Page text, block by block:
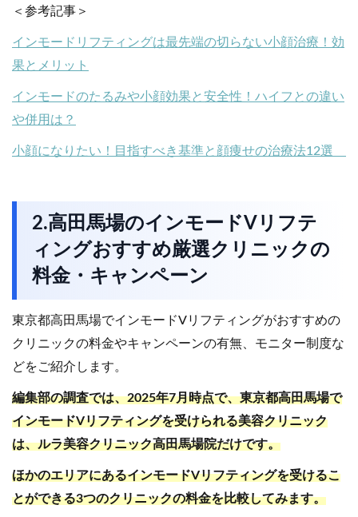
＜参考記事＞
インモードリフティングは最先端の切らない小顔治療！効
果とメリット
インモードのたるみや小顔効果と安全性！ハイフとの違い
や併用は？
小顔になりたい！目指すべき基準と顔痩せの治療法12選
2.高田馬場のインモードVリフテ
ィングおすすめ厳選クリニックの
料金・キャンペーン
東京都高田馬場でインモードVリフティングがおすすめの
クリニックの料金やキャンペーンの有無、モニター制度な
どをご紹介します。
編集部の調査では、2025年7月時点で、東京都高田馬場で
インモードVリフティングを受けられる美容クリニック
は、ルラ美容クリニック高田馬場院だけです。
ほかのエリアにあるインモードVリフティングを受けるこ
とができる3つのクリニックの料金を比較してみます。